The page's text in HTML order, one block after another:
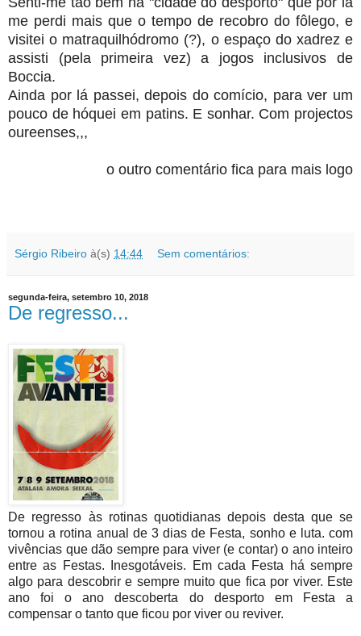
me perdi mais que o tempo de recobro do fôlego, e
visitei o matraquilhódromo (?), o espaço do xadrez e
assisti (pela primeira vez) a jogos inclusivos de
Boccia.
Ainda por lá passei, depois do comício, para ver um
pouco de hóquei em patins. E sonhar. Com projectos
oureenses,,,
o outro comentário fica para mais logo
Sérgio Ribeiro à(s) 14:44 Sem comentários:
segunda-feira, setembro 10, 2018
De regresso...
De regresso às rotinas quotidianas depois desta que se
tornou a rotina anual de 3 dias de Festa, sonho e luta. com
vivências que dão sempre para viver (e contar) o ano inteiro
entre as Festas. Inesgotáveis. Em cada Festa há sempre
algo para descobrir e sempre muito que fica por viver. Este
ano foi o ano descoberta do desporto em Festa a
compensar o tanto que ficou por viver ou reviver.